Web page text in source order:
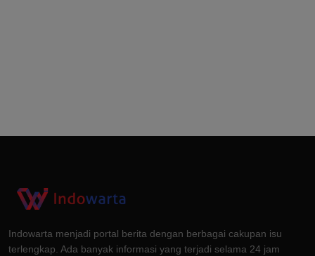
Indowarta menjadi portal berita dengan berbagai cakupan isu
terlengkap. Ada banyak informasi yang terjadi selama 24 jam